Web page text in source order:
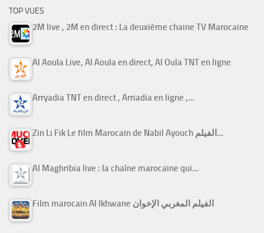
TOP VUES
2M live , 2M en direct : La deuxième chaine TV Marocaine
Al Aoula Live, Al Aoula en direct, Al Oula TNT en ligne
Arryadia TNT en direct , Arriadia en ligne ,…
Zin Li Fik Le film Marocain de Nabil Ayouch الفيلم…
Al Maghribia live : la chaîne marocaine qui…
Film marocain Al Ikhwane الفيلم المغربي الإخوان